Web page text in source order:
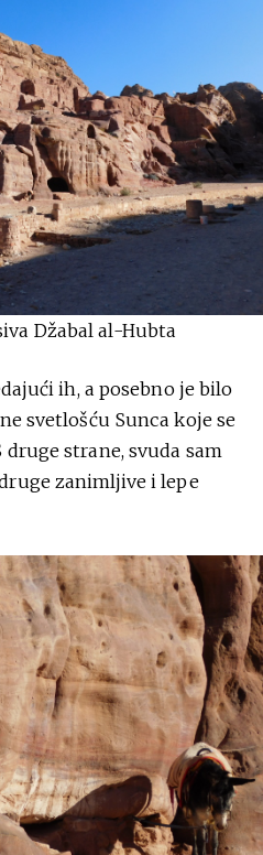
Džabal al-Hubta
ih, a posebno je bilo
svetlošću Sunca koje se
strane, svuda sam
zanimljive i lepe